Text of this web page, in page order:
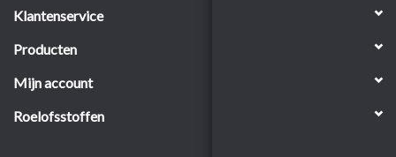
Klantenservice
Producten
Mijn account
Roelofsstoffen